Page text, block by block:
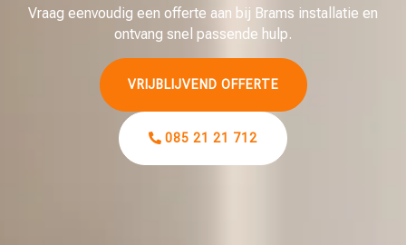
Vraag eenvoudig een offerte aan bij Brams installatie en
ontvang snel passende hulp.
VRIJBLIJVEND OFFERTE
085 21 21 712